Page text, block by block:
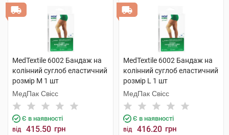
MedTextile 6002 Бандаж на
колінний суглоб еластичний
розмір M 1 шт
МедПак Свісс
Є в наявності
від 415.50 грн
MedTextile 6002 Бандаж на
колінний суглоб еластичний
розмір L 1 шт
МедПак Свісс
Є в наявності
від 416.20 грн